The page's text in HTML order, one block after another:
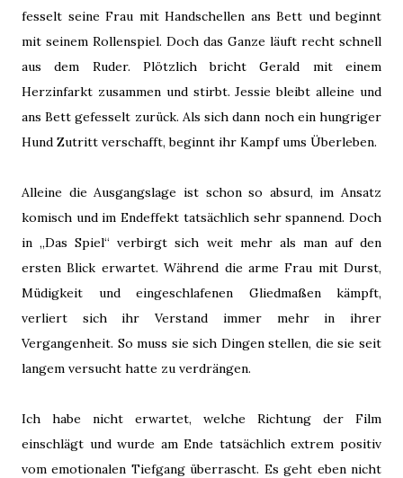
fesselt seine Frau mit Handschellen ans Bett und beginnt
mit seinem Rollenspiel. Doch das Ganze läuft recht schnell
aus dem Ruder. Plötzlich bricht Gerald mit einem
Herzinfarkt zusammen und stirbt. Jessie bleibt alleine und
ans Bett gefesselt zurück. Als sich dann noch ein hungriger
Hund Zutritt verschafft, beginnt ihr Kampf ums Überleben.
Alleine die Ausgangslage ist schon so absurd, im Ansatz
komisch und im Endeffekt tatsächlich sehr spannend. Doch
in „Das Spiel“ verbirgt sich weit mehr als man auf den
ersten Blick erwartet. Während die arme Frau mit Durst,
Müdigkeit und eingeschlafenen Gliedmaßen kämpft,
verliert sich ihr Verstand immer mehr in ihrer
Vergangenheit. So muss sie sich Dingen stellen, die sie seit
langem versucht hatte zu verdrängen.
Ich habe nicht erwartet, welche Richtung der Film
einschlägt und wurde am Ende tatsächlich extrem positiv
vom emotionalen Tiefgang überrascht. Es geht eben nicht